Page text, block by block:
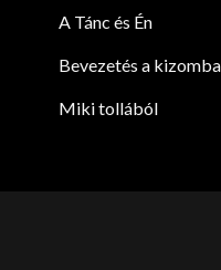
A Tánc és Én
Bevezetés a
Miki tollából